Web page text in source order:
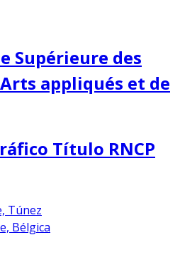
Supérieure des
appliqués et de
Título RNCP
Túnez
Bélgica